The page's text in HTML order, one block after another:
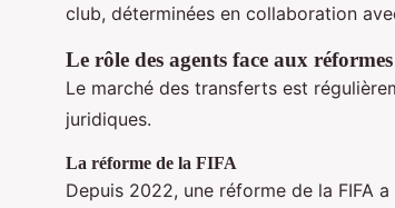
club, déterminées en collaboration
Le rôle des agents face aux
Le marché des transferts est
juridiques.
La réforme de la FIFA
Depuis 2022, une réforme de la FIFA